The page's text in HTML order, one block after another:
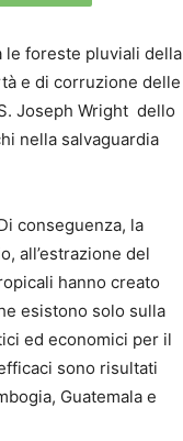
le foreste pluviali della
e di corruzione delle
Joseph Wright dello
nella salvaguardia
conseguenza, la
all’estrazione del
hanno creato
esistono solo sulla
ed economici per il
sono risultati
Guatemala e